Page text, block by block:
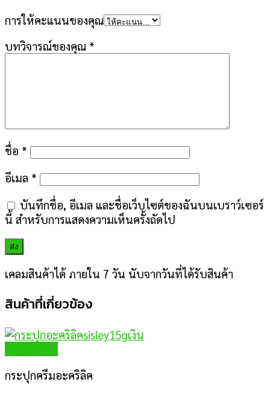
การให้คะแนนของคุณ
บทวิจารณ์ของคุณ *
ชื่อ *
อีเมล *
บันทึกชื่อ, อีเมล และชื่อเว็บไซต์ของฉันบนเบราว์เซอร์
นี้ สำหรับการแสดงความเห็นครั้งถัดไป
เคลมสินค้าได้ ภายใน 7 วัน นับจากวันที่ได้รับสินค้า
สินค้าที่เกี่ยวข้อง
กระปุกครีมอะคริลิค